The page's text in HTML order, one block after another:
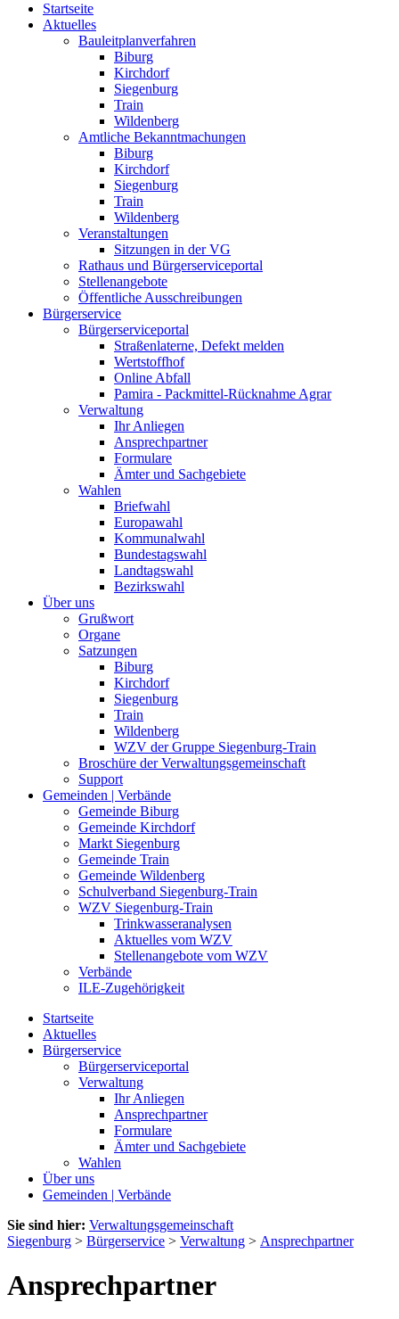
Startseite
Aktuelles
Bauleitplanverfahren
Biburg
Kirchdorf
Siegenburg
Train
Wildenberg
Amtliche Bekanntmachungen
Biburg
Kirchdorf
Siegenburg
Train
Wildenberg
Veranstaltungen
Sitzungen in der VG
Rathaus und Bürgerserviceportal
Stellenangebote
Öffentliche Ausschreibungen
Bürgerservice
Bürgerserviceportal
Straßenlaterne, Defekt melden
Wertstoffhof
Online Abfall
Pamira - Packmittel-Rücknahme Agrar
Verwaltung
Ihr Anliegen
Ansprechpartner
Formulare
Ämter und Sachgebiete
Wahlen
Briefwahl
Europawahl
Kommunalwahl
Bundestagswahl
Landtagswahl
Bezirkswahl
Über uns
Grußwort
Organe
Satzungen
Biburg
Kirchdorf
Siegenburg
Train
Wildenberg
WZV der Gruppe Siegenburg-Train
Broschüre der Verwaltungsgemeinschaft
Support
Gemeinden | Verbände
Gemeinde Biburg
Gemeinde Kirchdorf
Markt Siegenburg
Gemeinde Train
Gemeinde Wildenberg
Schulverband Siegenburg-Train
WZV Siegenburg-Train
Trinkwasseranalysen
Aktuelles vom WZV
Stellenangebote vom WZV
Verbände
ILE-Zugehörigkeit
Startseite
Aktuelles
Bürgerservice
Bürgerserviceportal
Verwaltung
Ihr Anliegen
Ansprechpartner
Formulare
Ämter und Sachgebiete
Wahlen
Über uns
Gemeinden | Verbände
Sie sind hier: Verwaltungsgemeinschaft
Siegenburg > Bürgerservice > Verwaltung > Ansprechpartner
Ansprechpartner